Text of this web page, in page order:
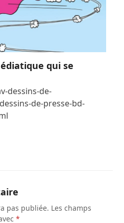
qui se
dessins-de-
de-presse-bd-
pas publiée. Les champs
*